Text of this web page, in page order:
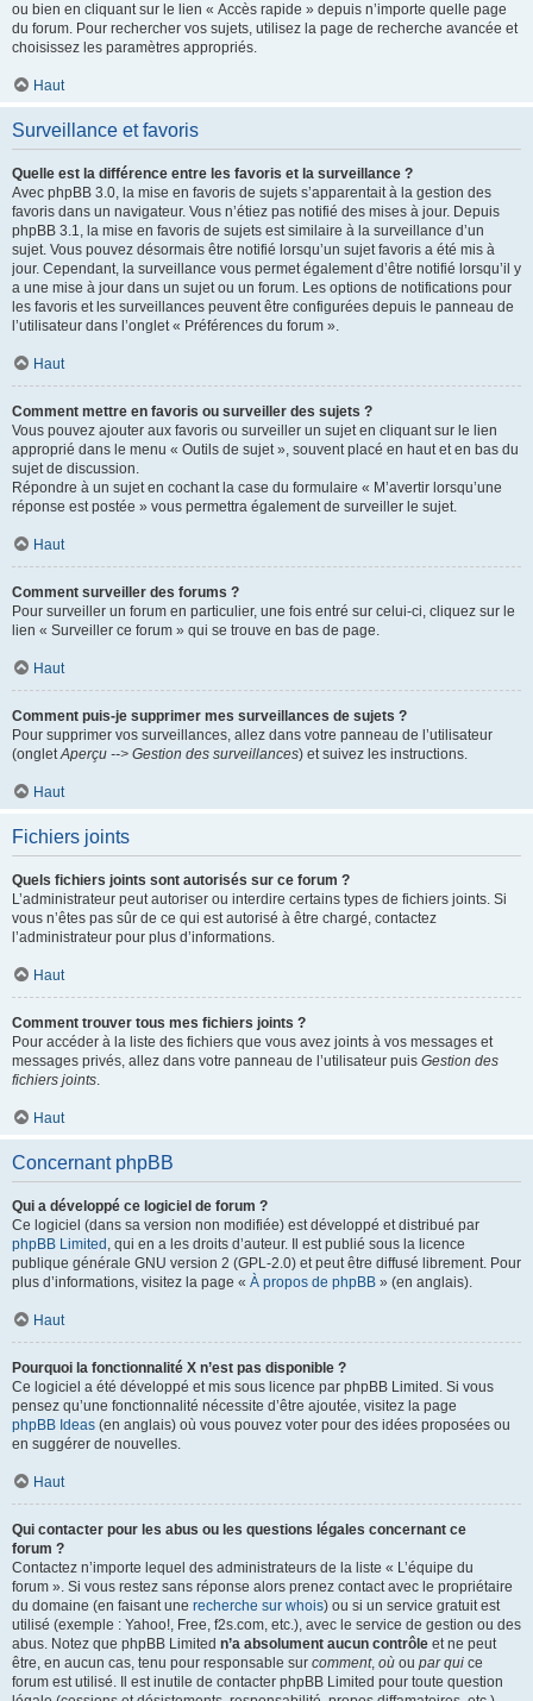
ou bien en cliquant sur le lien « Accès rapide » depuis n’importe quelle page
du forum. Pour rechercher vos sujets, utilisez la page de recherche avancée et
choisissez les paramètres appropriés.
Haut
Surveillance et favoris
Quelle est la différence entre les favoris et la surveillance ?
Avec phpBB 3.0, la mise en favoris de sujets s’apparentait à la gestion des
favoris dans un navigateur. Vous n’étiez pas notifié des mises à jour. Depuis
phpBB 3.1, la mise en favoris de sujets est similaire à la surveillance d’un
sujet. Vous pouvez désormais être notifié lorsqu’un sujet favoris a été mis à
jour. Cependant, la surveillance vous permet également d’être notifié lorsqu’il y
a une mise à jour dans un sujet ou un forum. Les options de notifications pour
les favoris et les surveillances peuvent être configurées depuis le panneau de
l’utilisateur dans l’onglet « Préférences du forum ».
Haut
Comment mettre en favoris ou surveiller des sujets ?
Vous pouvez ajouter aux favoris ou surveiller un sujet en cliquant sur le lien
approprié dans le menu « Outils de sujet », souvent placé en haut et en bas du
sujet de discussion.
Répondre à un sujet en cochant la case du formulaire « M’avertir lorsqu’une
réponse est postée » vous permettra également de surveiller le sujet.
Haut
Comment surveiller des forums ?
Pour surveiller un forum en particulier, une fois entré sur celui-ci, cliquez sur le
lien « Surveiller ce forum » qui se trouve en bas de page.
Haut
Comment puis-je supprimer mes surveillances de sujets ?
Pour supprimer vos surveillances, allez dans votre panneau de l’utilisateur
(ongletAperçu --> Gestion des surveillances) et suivez les instructions.
Haut
Fichiers joints
Quels fichiers joints sont autorisés sur ce forum ?
L’administrateur peut autoriser ou interdire certains types de fichiers joints. Si
vous n’êtes pas sûr de ce qui est autorisé à être chargé, contactez
l’administrateur pour plus d’informations.
Haut
Comment trouver tous mes fichiers joints ?
Pour accéder à la liste des fichiers que vous avez joints à vos messages et
messages privés, allez dans votre panneau de l’utilisateur puis Gestion des
fichiers joints.
Haut
Concernant phpBB
Qui a développé ce logiciel de forum ?
Ce logiciel (dans sa version non modifiée) est développé et distribué par
phpBB Limited , qui en a les droits d’auteur. Il est publié sous la licence
publique générale GNU version 2 (GPL-2.0) et peut être diffusé librement. Pour
plus d’informations, visitez la page « À propos de phpBB » (en anglais).
Haut
Pourquoi la fonctionnalité X n’est pas disponible ?
Ce logiciel a été développé et mis sous licence par phpBB Limited. Si vous
pensez qu’une fonctionnalité nécessite d’être ajoutée, visitez la page
phpBB Ideas (en anglais) où vous pouvez voter pour des idées proposées ou
en suggérer de nouvelles.
Haut
Qui contacter pour les abus ou les questions légales concernant ce
forum ?
Contactez n’importe lequel des administrateurs de la liste « L’équipe du
forum ». Si vous restez sans réponse alors prenez contact avec le propriétaire
du domaine (en faisant une recherche sur whois) ou si un service gratuit est
utilisé (exemple : Yahoo!, Free, f2s.com, etc.), avec le service de gestion ou des
abus. Notez que phpBB Limited n’a absolument aucun contrôle et ne peut
être, en aucun cas, tenu pour responsable sur comment, où ou par qui ce
forum est utilisé. Il est inutile de contacter phpBB Limited pour toute question